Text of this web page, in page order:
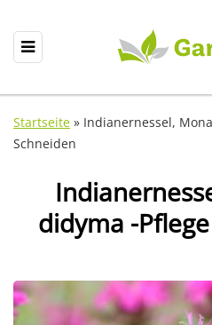
Startseite » Indianernessel,
Schneiden
didyma -